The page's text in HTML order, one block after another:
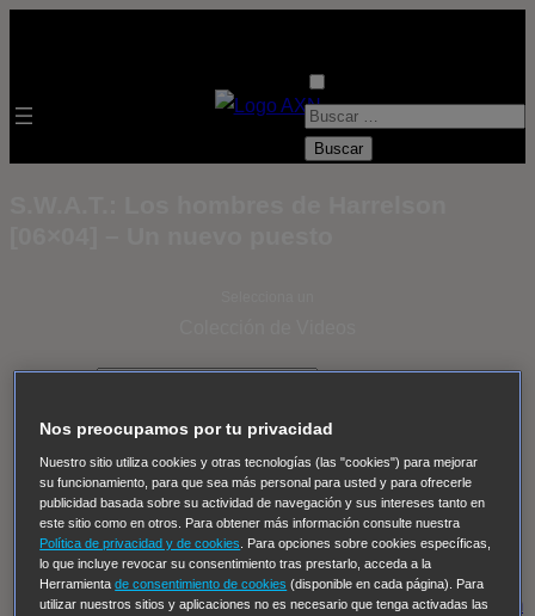
B
- ver todos - Padres
Despedida Salvaje
Despedida Salvaje
Thomas, el ojo del FBI Pan Am Dawson crece
Insomnia El Guardián The Blacklist Cinco en familia
Hudson & Rex Diez libras y un sueño Mr Loverman
Regreso al futuro III NUEVE CUERPOS Los últimos
caballeros Tormenta infinita Sing Street Cobra Kai
Tom
Nos preocupamos por tu privacidad
Nuestro sitio utiliza cookies y otras tecnologías (las "cookies") para mejorar
su funcionamiento, para que sea más personal para usted y para ofrecerle
publicidad basada sobre su actividad de navegación y sus intereses tanto en
este sitio como en otros. Para obtener más información consulte nuestra
Política de privacidad y de cookies
. Para opciones sobre cookies específicas,
lo que incluye revocar su consentimiento tras prestarlo, acceda a la
Herramientade consentimiento de cookies (disponible en cada página). Para
utilizar nuestros sitios y aplicaciones no es necesario que tenga activadas las